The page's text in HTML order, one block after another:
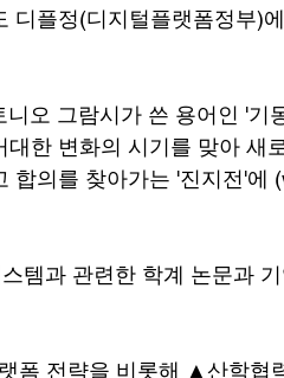
디플정(디지털플랫폼정부)
오 그람시가 쓴 용어인 '기
한 변화의 시기를 맞아 새
합의를 찾아가는 '진지전'에
템과 관련한 학계 논문과